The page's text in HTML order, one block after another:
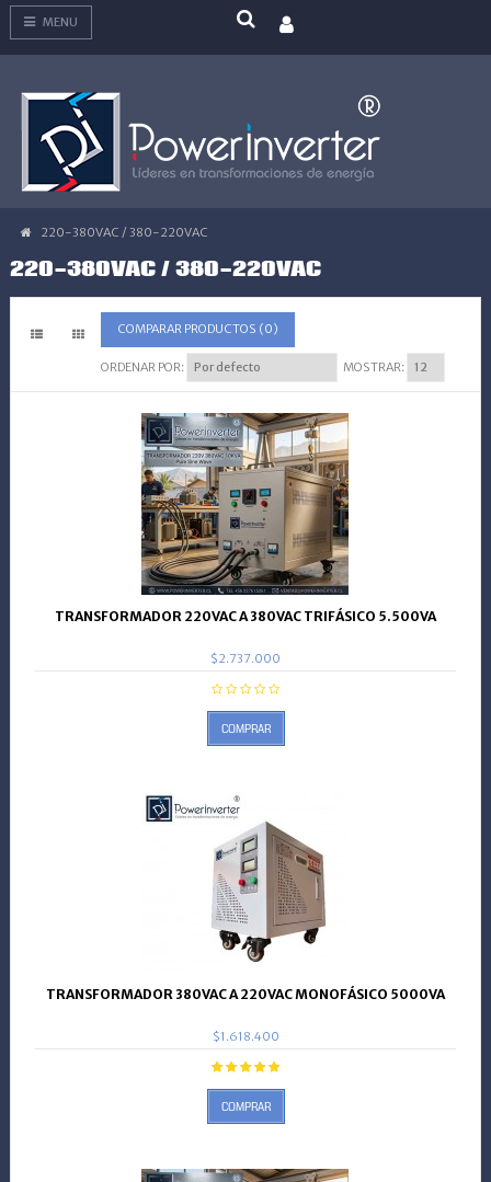
MENU
220-380VAC / 380-220VAC
220-380VAC / 380-220VAC
COMPARAR PRODUCTOS (0)
ORDENAR POR: MOSTRAR:
TRANSFORMADOR 220VAC A 380VAC TRIFÁSICO 5.500VA
$2.737.000
COMPRAR
TRANSFORMADOR 380VAC A 220VAC MONOFÁSICO 5000VA
$1.618.400
COMPRAR